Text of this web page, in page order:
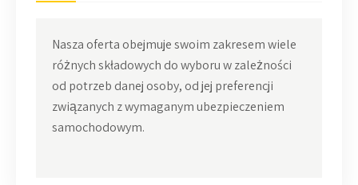
Nasza oferta obejmuje swoim zakresem wiele
różnych składowych do wyboru w zależności
od potrzeb danej osoby, od jej preferencji
związanych z wymaganym ubezpieczeniem
samochodowym.